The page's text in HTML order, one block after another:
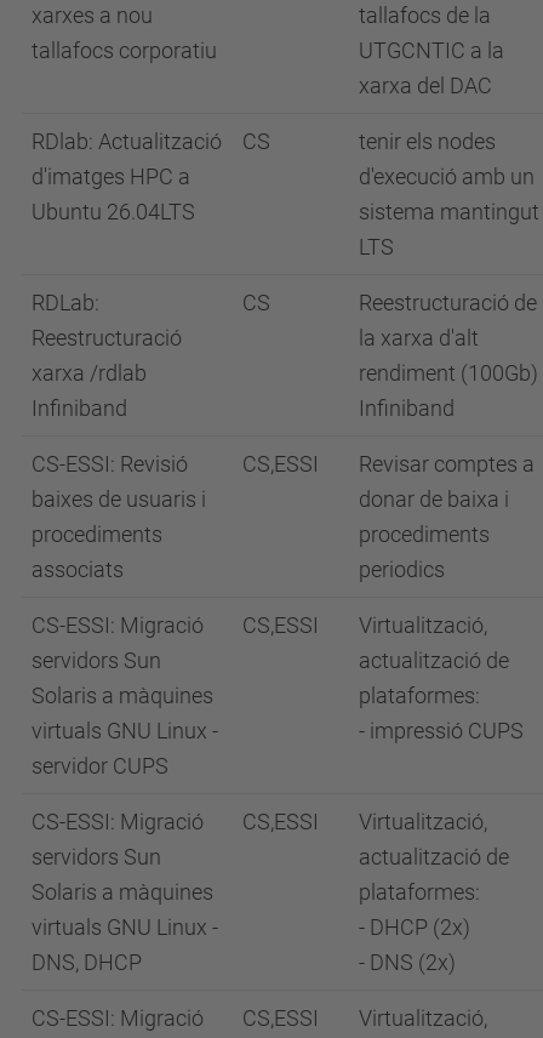
xarxes a nou
tallafocs corporatiu
tallafocs de la
UTGCNTIC a la
xarxa del DAC
RDlab: Actualització
d'imatges HPC a
Ubuntu 26.04LTS
CS
tenir els nodes
d'execució amb un
sistema mantingut
LTS
RDLab:
Reestructuració
xarxa /rdlab
Infiniband
CS
Reestructuració de
la xarxa d'alt
rendiment (100Gb)
Infiniband
CS-ESSI: Revisió
baixes de usuaris i
procediments
associats
CS,ESSI
Revisar comptes a
donar de baixa i
procediments
periodics
CS-ESSI: Migració
servidors Sun
Solaris a màquines
virtuals GNU Linux -
servidor CUPS
CS,ESSI
Virtualització,
actualització de
plataformes:
- impressió CUPS
CS-ESSI: Migració
servidors Sun
Solaris a màquines
virtuals GNU Linux -
DNS, DHCP
CS,ESSI
Virtualització,
actualització de
plataformes:
- DHCP (2x)
- DNS (2x)
CS-ESSI: Migració
CS,ESSI
Virtualització,